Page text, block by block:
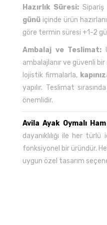
Hazırlık Süresi: Sipariş
günü içinde ürün
göre termin süresi +1-2
Ambalaj ve Teslimat:
ambalajlanır ve güvenli bir
lojistik firmalarla,
yapılır. Teslimat
önemlidir.
Avila Ayak Oymalı
dayanıklılığı ile her
fonksiyonel bir üründür.
uygun özel tasarım